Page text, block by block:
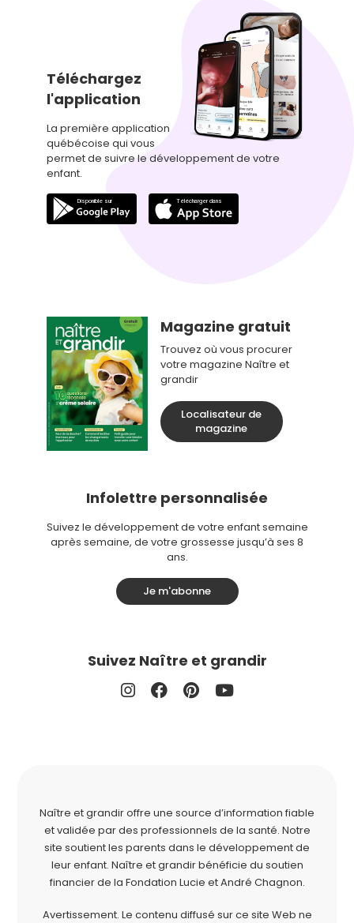
Téléchargez
l'application
La première application
québécoise qui vous
permet de suivre le développement de votre
enfant.
Magazine gratuit
Trouvez où vous procurer
votre magazine Naître et
grandir
Localisateur de
magazine
Infolettre personnalisée
Suivez le développement de votre enfant semaine
après semaine, de votre grossesse jusqu’à ses 8
ans.
Je m'abonne
Suivez Naître et grandir
Naître et grandir offre une source d’information fiable
et validée par des professionnels de la santé. Notre
site soutient les parents dans le développement de
leur enfant. Naître et grandir bénéficie du soutien
financier de la Fondation Lucie et André Chagnon.
Avertissement. Le contenu diffusé sur ce site Web ne